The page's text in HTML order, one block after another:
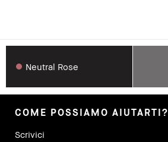
Neutral Rose
COME POSSIAMO AIUTARTI?
Scrivici